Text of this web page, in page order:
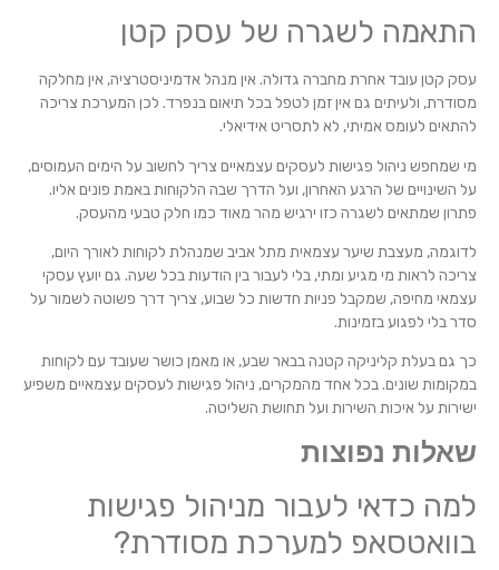
התאמה לשגרה של עסק קטן
עסק קטן עובד אחרת מחברה גדולה. אין מנהל אדמיניסטרציה, אין מחלקה
מסודרת, ולעיתים גם אין זמן לטפל בכל תיאום בנפרד. לכן המערכת צריכה
להתאים לעומס אמיתי, לא לתסריט אידיאלי.
מי שמחפש ניהול פגישות לעסקים עצמאיים צריך לחשוב על הימים העמוסים,
על השינויים של הרגע האחרון, ועל הדרך שבה הלקוחות באמת פונים אליו.
פתרון שמתאים לשגרה כזו ירגיש מהר מאוד כמו חלק טבעי מהעסק.
לדוגמה, מעצבת שיער עצמאית מתל אביב שמנהלת לקוחות לאורך היום,
צריכה לראות מי מגיע ומתי, בלי לעבור בין הודעות בכל שעה. גם יועץ עסקי
עצמאי מחיפה, שמקבל פניות חדשות כל שבוע, צריך דרך פשוטה לשמור על
סדר בלי לפגוע בזמינות.
כך גם בעלת קליניקה קטנה בבאר שבע, או מאמן כושר שעובד עם לקוחות
במקומות שונים. בכל אחד מהמקרים, ניהול פגישות לעסקים עצמאיים משפיע
ישירות על איכות השירות ועל תחושת השליטה.
שאלות נפוצות
למה כדאי לעבור מניהול פגישות
בוואטסאפ למערכת מסודרת?